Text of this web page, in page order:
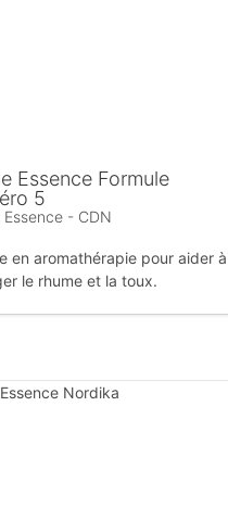
Essence Formule
5
Essence - CDN
en aromathérapie pour aider à
le rhume et la toux.